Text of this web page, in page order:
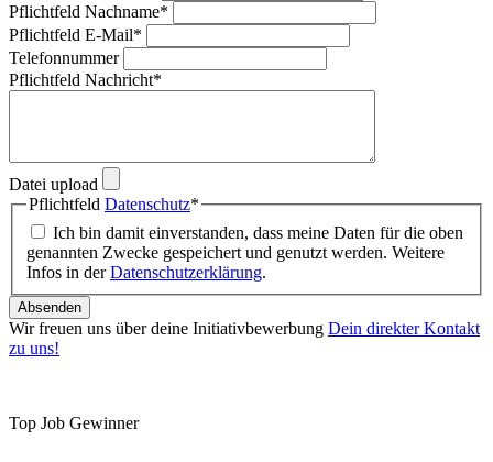
Pflichtfeld Nachname*
Pflichtfeld E-Mail*
Telefonnummer
Pflichtfeld Nachricht*
Datei upload
Pflichtfeld Datenschutz*
Ich bin damit einverstanden, dass meine Daten für die oben
genannten Zwecke gespeichert und genutzt werden. Weitere
Infos in derDatenschutzerklärung.
Absenden
Wir freuen uns über deine Initiativbewerbung Dein direkter Kontakt
zu uns!
Top Job Gewinner